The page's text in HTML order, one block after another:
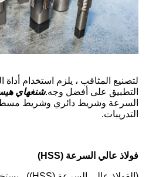
لتصنيع المثاقب ، يلزم استخدام
التطبيق على أفضل وجه.شنغهاي
السرعة وشريط دائري وشريط
التدريبات.
فولاذ عالي السرعة (HSS)